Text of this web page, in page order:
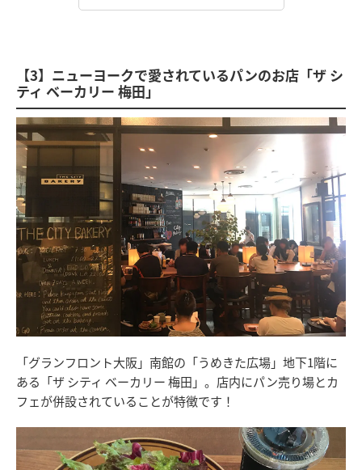
【3】ニューヨークで愛されているパンのお店「ザ シ
ティ ベーカリー 梅田」
「グランフロント大阪」南館の「うめきた広場」地下1階に
ある「ザ シティ ベーカリー 梅田」。店内にパン売り場とカ
フェが併設されていることが特徴です！